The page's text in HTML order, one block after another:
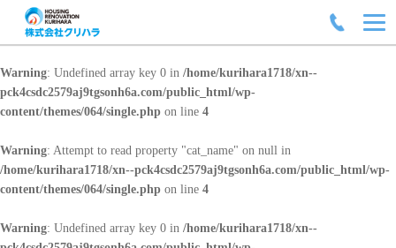
Warning: Undefined array key 0 in /home/kurihara1718/xn--
pck4csdc2579aj9tgsonh6a.com/public_html/wp-
content/themes/064/single.php on line 4
Warning: Attempt to read property "cat_name" on null in
/home/kurihara1718/xn--pck4csdc2579aj9tgsonh6a.com/public_html/wp-
content/themes/064/single.php on line 4
Warning: Undefined array key 0 in /home/kurihara1718/xn--